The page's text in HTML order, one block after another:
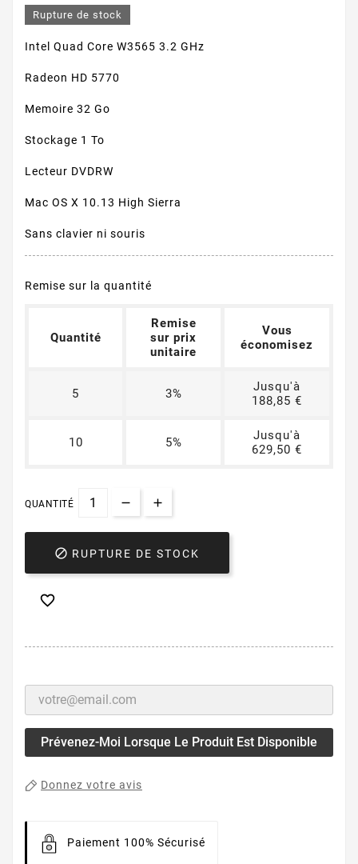
Rupture de stock
Intel Quad Core W3565 3.2 GHz
Radeon HD 5770
Memoire 32 Go
Stockage 1 To
Lecteur DVDRW
Mac OS X 10.13 High Sierra
Sans clavier ni souris
Remise sur la quantité
Quantité
Remise
sur prix
unitaire
Vous
économisez
5 3%
Jusqu'à
188,85 €
10 5%
Jusqu'à
629,50 €
QUANTITÉ
 RUPTURE DE STOCK

Prévenez-Moi Lorsque Le Produit Est Disponible
Donnez votre avis
Paiement 100% Sécurisé